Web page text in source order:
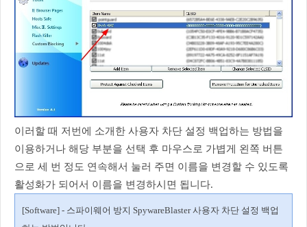
이러할 때 저번에 소개한 사용자 차단 설정 백업하는 방법을
이용하거나 해당 부분을 선택 후 마우스로 가볍게 왼쪽 버튼
으로 세 번 정도 연속해서 눌러 주면 이름을 변경할 수 있도록
활성화가 되어서 이름을 변경하시면 됩니다.
[Software] - 스파이웨어 방지 SpywareBlaster 사용자 차단 설정 백업